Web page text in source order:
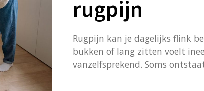
rugpijn
Rugpijn kan je dagelijks flink
bukken of lang zitten voelt
vanzelfsprekend. Soms